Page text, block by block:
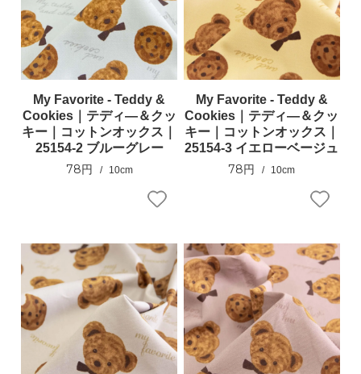
My Favorite - Teddy &
Cookies｜テディ―＆クッ
キー｜コットンオックス｜
25154-2 ブルーグレー
78円 10cm
My Favorite - Teddy &
Cookies｜テディ―＆クッ
キー｜コットンオックス｜
25154-3 イエローベージュ
78円 10cm